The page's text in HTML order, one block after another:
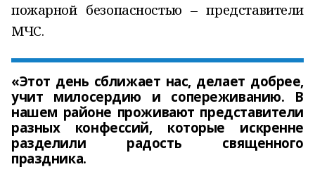
пожарной безопасностью – представители
МЧС.
«Этот день сближает нас, делает добрее,
учит милосердию и сопереживанию. В
нашем районе проживают представители
разных конфессий, которые искренне
разделили радость священного
праздника.